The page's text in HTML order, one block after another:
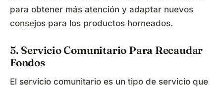
para obtener más atención y adaptar nuevos
consejos para los productos horneados.
5. Servicio Comunitario Para Recaudar
Fondos
El servicio comunitario es un tipo de servicio que